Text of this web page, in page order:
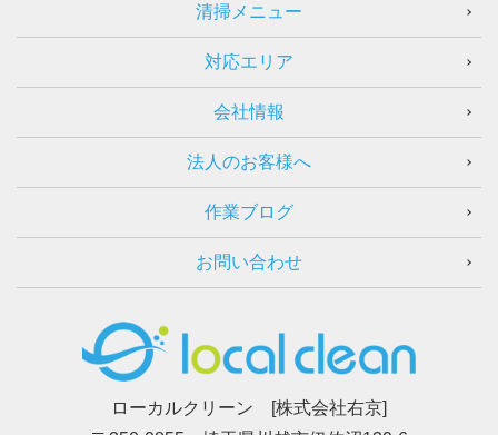
清掃メニュー
対応エリア
会社情報
法人のお客様へ
作業ブログ
お問い合わせ
ローカルクリーン [株式会社右京]